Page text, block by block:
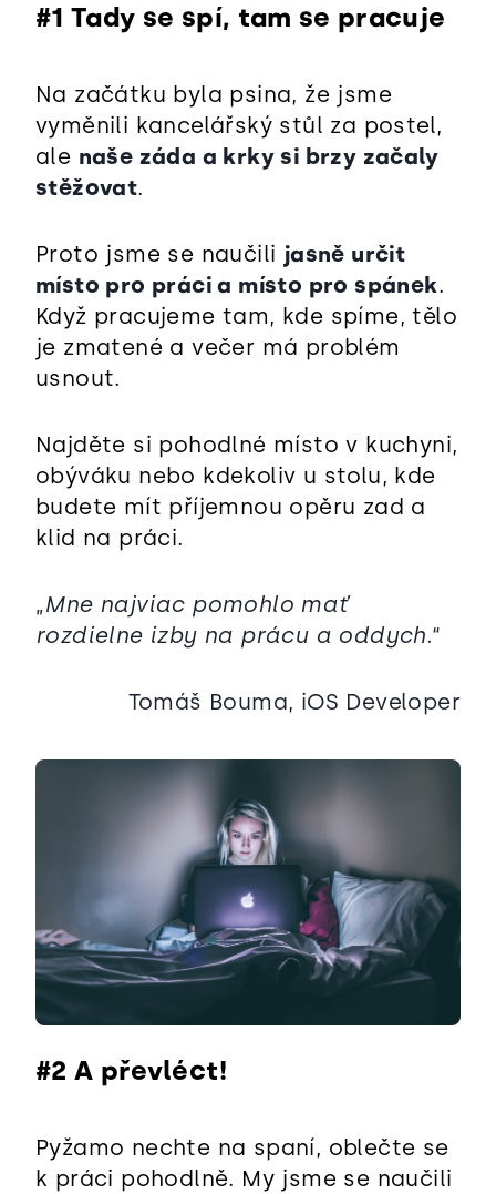
#1 Tady se spí, tam se pracuje
Na začátku byla psina, že jsme
vyměnili kancelářský stůl za postel,
ale naše záda a krky si brzy začaly
stěžovat.
Proto jsme se naučili jasně určit
místo pro práci a místo pro spánek.
Když pracujeme tam, kde spíme, tělo
je zmatené a večer má problém
usnout.
Najděte si pohodlné místo v kuchyni,
obýváku nebo kdekoliv u stolu, kde
budete mít příjemnou opěru zad a
klid na práci.
„Mne najviac pomohlo mať
rozdielne izby na prácu a oddych.“
Tomáš Bouma, iOS Developer
#2 A převléct!
Pyžamo nechte na spaní, oblečte se
k práci pohodlně. My jsme se naučili